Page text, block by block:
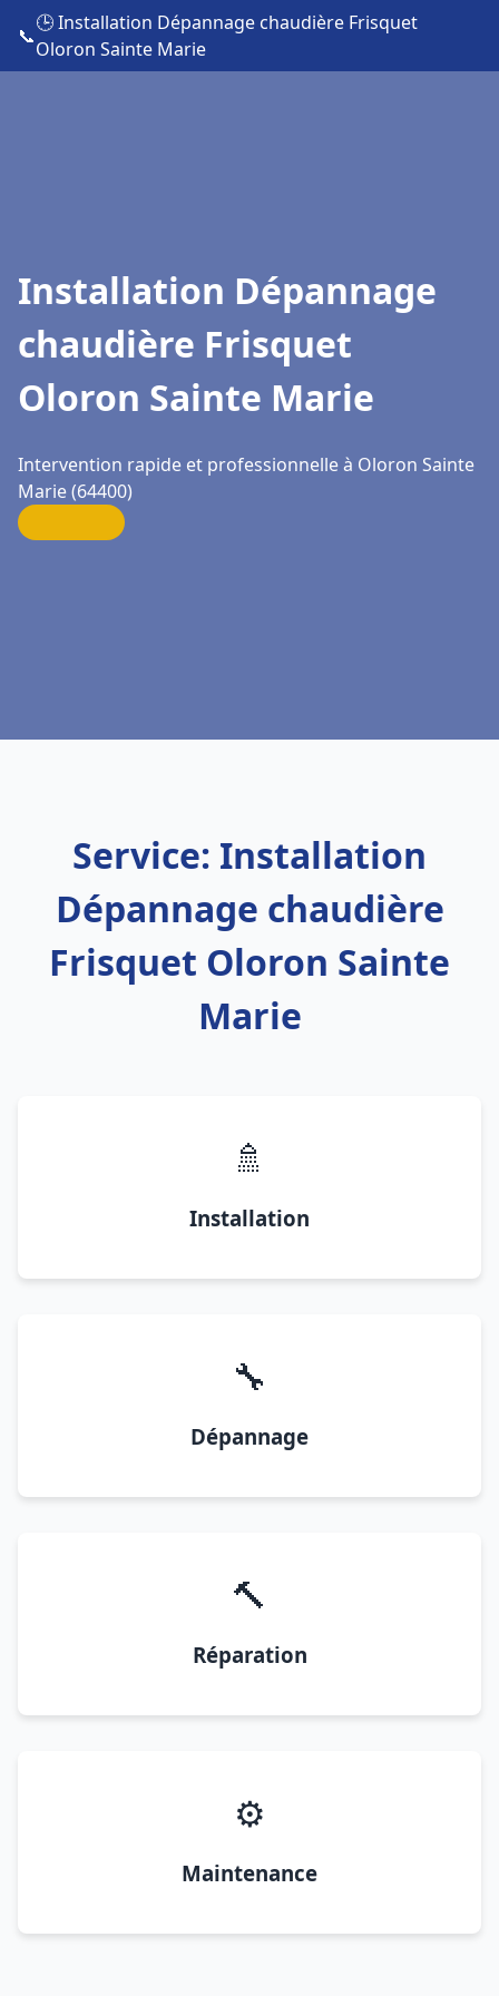
📞
🕒 Installation Dépannage chaudière Frisquet
Oloron Sainte Marie
Installation Dépannage
chaudière Frisquet
Oloron Sainte Marie
Intervention rapide et professionnelle à Oloron Sainte
Marie (64400)
Service: Installation
Dépannage chaudière
Frisquet Oloron Sainte
Marie
🚿
Installation
🔧
Dépannage
🔨
Réparation
⚙️
Maintenance